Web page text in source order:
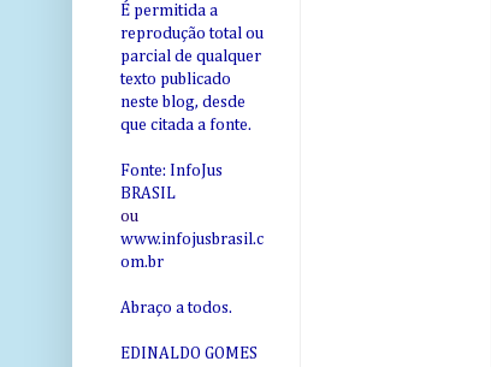
É permitida a
reprodução total ou
parcial de qualquer
texto publicado
neste blog, desde
que citada a fonte.
Fonte: InfoJus
BRASIL
ou
www.infojusbrasil.c
om.br
Abraço a todos.
EDINALDO GOMES